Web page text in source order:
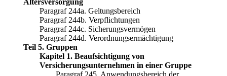
Altersversorgung
Paragraf 244a. Geltungsbereich
Paragraf 244b. Verpflichtungen
Paragraf 244c. Sicherungsvermögen
Paragraf 244d. Verordnungsermächtigung
Teil 5. Gruppen
Kapitel 1. Beaufsichtigung von
Versicherungsunternehmen in einer Gruppe
Paragraf 245. Anwendungsbereich der